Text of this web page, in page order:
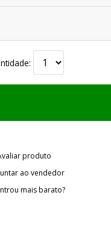
produto
ao vendedor
mais barato?